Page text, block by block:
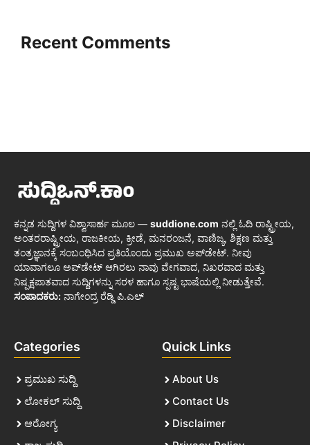
Recent Comments
ಕನ್ನಡ ಸುದ್ದಿಗಳ ವಿಶ್ವಾಸಾರ್ಹ ಮೂಲ — suddione.com ನಲ್ಲಿ ಓದಿ ರಾಷ್ಟ್ರೀಯ,
ಅಂತರರಾಷ್ಟ್ರೀಯ, ರಾಜಕೀಯ, ಕ್ರೀಡೆ, ಮನರಂಜನೆ, ವಾಣಿಜ್ಯ, ಶಿಕ್ಷಣ ಮತ್ತು
ತಂತ್ರಜ್ಞಾನಕ್ಕೆ ಸಂಬಂಧಿಸಿದ ಪ್ರತಿಯೊಂದು ಪ್ರಮುಖ ಅಪ್‌ಡೇಟ್. ನೀವು
ಯಾವಾಗಲೂ ಅಪ್‌ಡೇಟ್ ಆಗಿರಲು ನಾವು ವೇಗವಾದ, ನಿಖರವಾದ ಮತ್ತು
ನಿಷ್ಪಕ್ಷಪಾತವಾದ ಸುದ್ದಿಗಳನ್ನು ಸರಳ ಹಾಗೂ ಸ್ಪಷ್ಟ ಭಾಷೆಯಲ್ಲಿ ನೀಡುತ್ತೇವೆ.
ಸಂಪಾದಕರು: ನಾಗೇಂದ್ರ ರೆಡ್ಡಿ ಪಿ.ಎಲ್
Categories
ಪ್ರಮುಖ ಸುದ್ದಿ
ಲೋಕಲ್ ಸುದ್ದಿ
ಆರೋಗ್ಯ
Quick Links
About Us
Contact Us
Disclaimer